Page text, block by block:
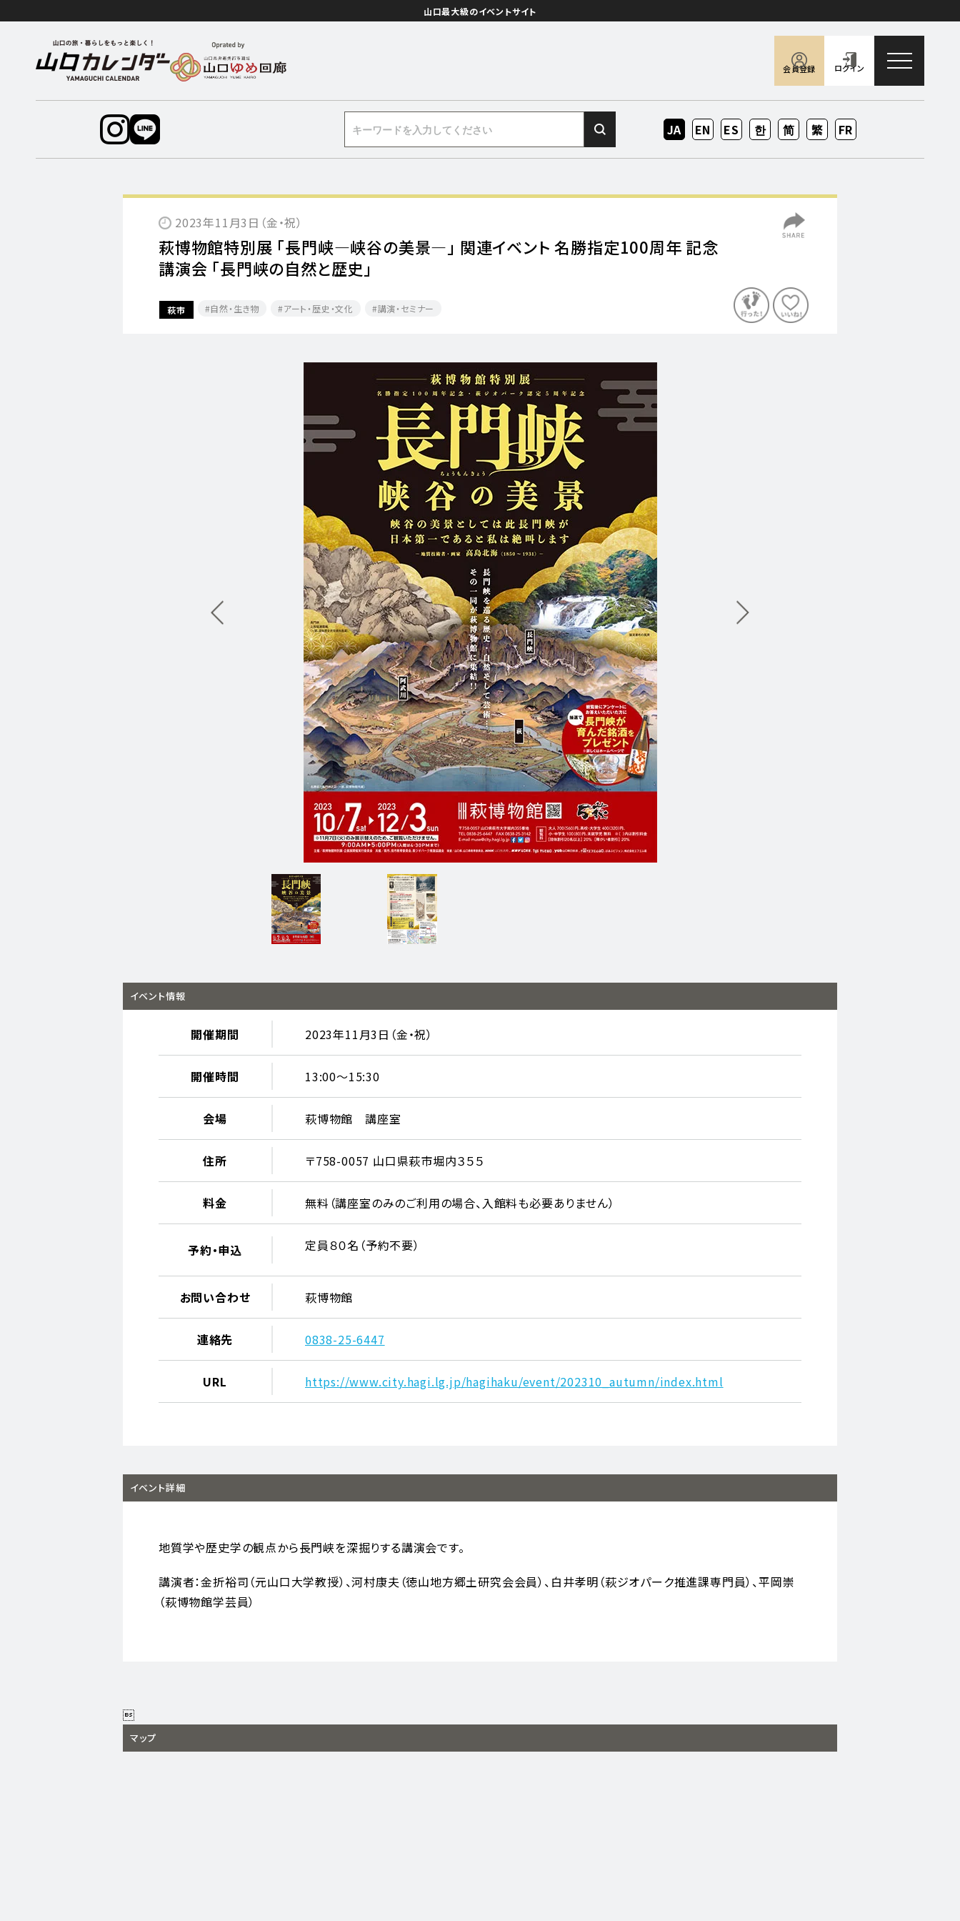
山口最大級のイベントサイト
会員登録 ログイン toggle
ZH-
ZH-
EN FR
JA KO
ES
2023年11月3日（金・祝）
萩博物館特別展 「長門峡―峡谷の美景―」 関連イベント 名勝指定100周年 記念
講演会 「長門峡の自然と歴史」
萩市 自然・生き物 アート・歴史・文化 講演・セミナー
イベント情報
開催期間 2023年11月3日（金・祝）
開催時間 13:00～15:30
会場 萩博物館 講座室
住所 〒758-0057 山口県萩市堀内３５５
料金 無料（講座室のみのご利用の場合、入館料も必要ありません）
予約・申込 定員８０名（予約不要）
お問い合わせ 萩博物館
連絡先 0838-25-6447
URL https://www.city.hagi.lg.jp/hagihaku/event/202310_autumn/index.html
イベント詳細
地質学や歴史学の観点から長門峡を深掘りする講演会です。
講演者：金折裕司（元山口大学教授）、河村康夫（徳山地方郷土研究会会員）、白井孝明（萩ジオパーク推進課専門員）、平岡崇
（萩博物館学芸員）

マップ